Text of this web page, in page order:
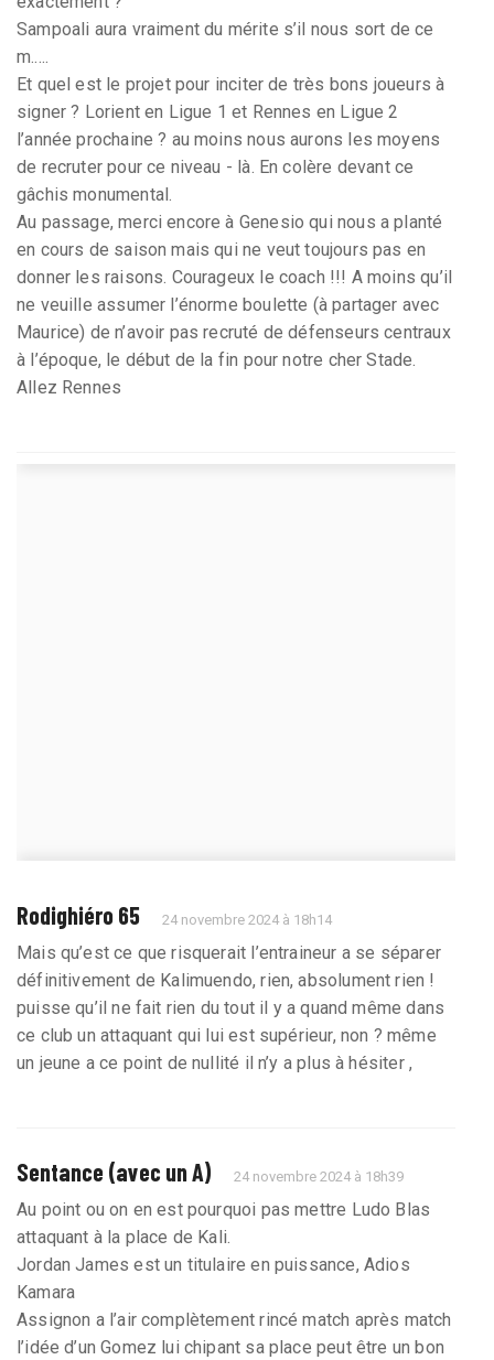
Sampoali aura vraiment du mérite s’il nous sort de ce
m.....
Et quel est le projet pour inciter de très bons joueurs à
signer ? Lorient en Ligue 1 et Rennes en Ligue 2
l’année prochaine ? au moins nous aurons les moyens
de recruter pour ce niveau - là. En colère devant ce
gâchis monumental.
Au passage, merci encore à Genesio qui nous a planté
en cours de saison mais qui ne veut toujours pas en
donner les raisons. Courageux le coach !!! A moins qu’il
ne veuille assumer l’énorme boulette (à partager avec
Maurice) de n’avoir pas recruté de défenseurs centraux
à l’époque, le début de la fin pour notre cher Stade.
Allez Rennes
Rodighiéro 65 24 novembre 2024 à 18h14
Mais qu’est ce que risquerait l’entraineur a se séparer
définitivement de Kalimuendo, rien, absolument rien !
puisse qu’il ne fait rien du tout il y a quand même dans
ce club un attaquant qui lui est supérieur, non ? même
un jeune a ce point de nullité il n’y a plus à hésiter ,
Sentance (avec un A) 24 novembre 2024 à 18h39
Au point ou on en est pourquoi pas mettre Ludo Blas
attaquant à la place de Kali.
Jordan James est un titulaire en puissance, Adios
Kamara
Assignon a l’air complètement rincé match après match
l’idée d’un Gomez lui chipant sa place peut être un bon